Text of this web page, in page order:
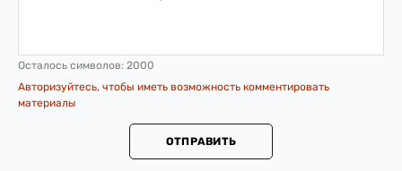
Осталось символов: 2000
Авторизуйтесь, чтобы иметь возможность комментировать
материалы
ОТПРАВИТЬ